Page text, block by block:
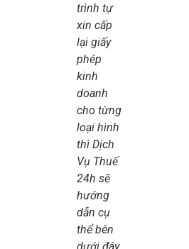
trình tự
xin cấp
lại giấy
phép
kinh
doanh
cho từng
loại hình
thì Dịch
Vụ Thuế
24h sẽ
hướng
dẫn cụ
thể bên